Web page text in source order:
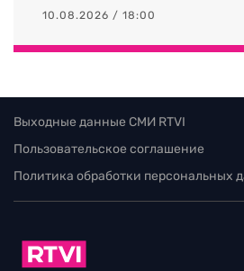
10.08.2026 / 18:00
Выходные данные СМИ RTVI
Пользовательское соглашение
Политика обработки персональных